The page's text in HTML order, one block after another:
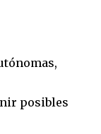
posibles